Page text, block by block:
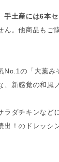
手土産には6本
。他商品もご
No.1の「大葉み
、新感覚の和風
ラダチキンなど
！のドレッシ